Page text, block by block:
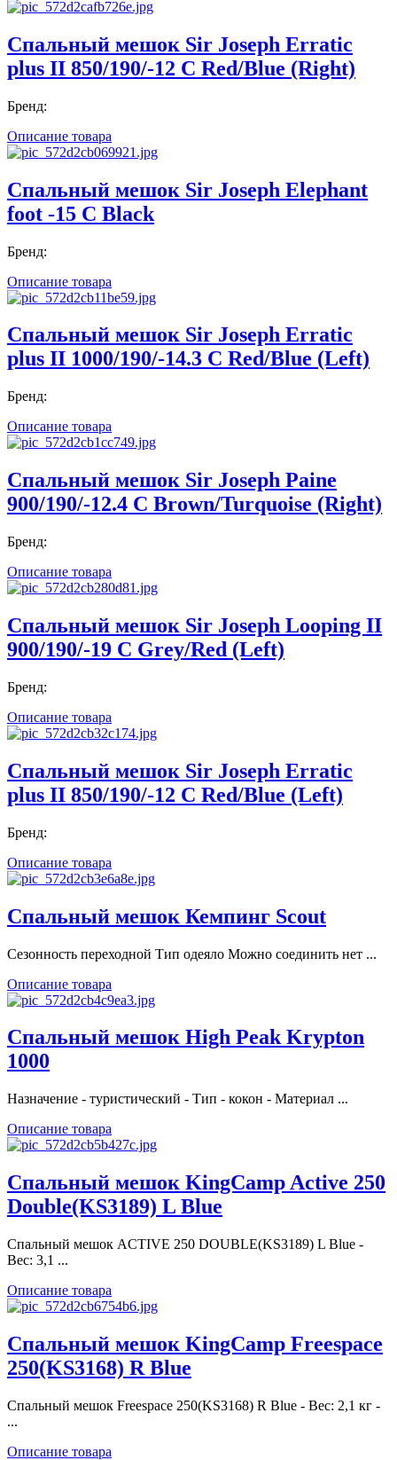
Спальный мешок Sir Joseph Erratic
plus II 850/190/-12 C Red/Blue (Right)
Бренд:
Описание товара
Спальный мешок Sir Joseph Elephant
foot -15 C Black
Бренд:
Описание товара
Спальный мешок Sir Joseph Erratic
plus II 1000/190/-14.3 C Red/Blue (Left)
Бренд:
Описание товара
Спальный мешок Sir Joseph Paine
900/190/-12.4 C Brown/Turquoise (Right)
Бренд:
Описание товара
Спальный мешок Sir Joseph Looping II
900/190/-19 C Grey/Red (Left)
Бренд:
Описание товара
Спальный мешок Sir Joseph Erratic
plus II 850/190/-12 C Red/Blue (Left)
Бренд:
Описание товара
Спальный мешок Кемпинг Scout
Сезонность переходной Тип одеяло Можно соединить нет ...
Описание товара
Спальный мешок High Peak Krypton
1000
Назначение - туристический - Тип - кокон - Материал ...
Описание товара
Спальный мешок KingCamp Active 250
Double(KS3189) L Blue
Спальный мешок ACTIVE 250 DOUBLE(KS3189) L Blue -
Вес: 3,1 ...
Описание товара
Спальный мешок KingCamp Freespace
250(KS3168) R Blue
Спальный мешок Freespace 250(KS3168) R Blue - Вес: 2,1 кг -
...
Описание товара